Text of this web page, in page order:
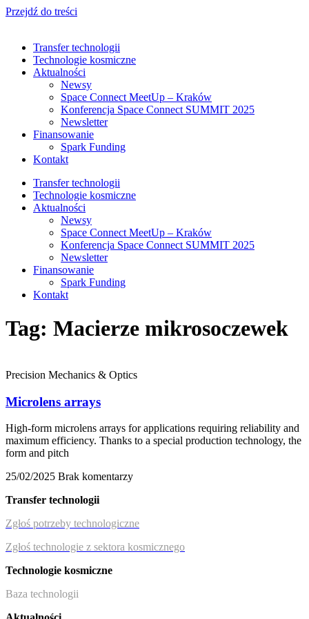
Przejdź do treści
Transfer technologii
Technologie kosmiczne
Aktualności
Newsy
Space Connect MeetUp – Kraków
Konferencja Space Connect SUMMIT 2025
Newsletter
Finansowanie
Spark Funding
Kontakt
Transfer technologii
Technologie kosmiczne
Aktualności
Newsy
Space Connect MeetUp – Kraków
Konferencja Space Connect SUMMIT 2025
Newsletter
Finansowanie
Spark Funding
Kontakt
Tag: Macierze mikrosoczewek
Precision Mechanics & Optics
Microlens arrays
High-form microlens arrays for applications requiring reliability and
maximum efficiency. Thanks to a special production technology, the
form and pitch
25/02/2025 Brak komentarzy
Transfer technologii
Zgłoś potrzeby technologiczne
Zgłoś technologie z sektora kosmicznego
Technologie kosmiczne
Baza technologii